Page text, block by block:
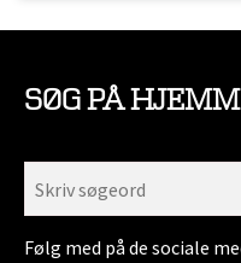
SØG PÅ
Følg med på de sociale